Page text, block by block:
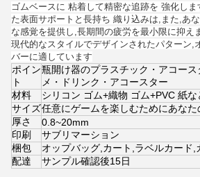
ゴムベースに 粘着して精密な追跡を 強化し
た表面サポートと長持ち 織り込みは,また,あ
な感覚を提供し,長期間の疲労を最小限に抑え
現代的なスタイルでデザインされたパターン,
バーに適しています
ポイン
ト
瓶開け器のプラスチック・アコー
メ・ドリンク・アコースター
材料
シリコン ゴム+織物 ゴム+PVC 紙
サイズ任意にゲームを楽しむためにあな
厚さ
0.8~20mm
印刷
サブリマーション
梱包
オップバッグ,カート,ラベルカード,
配達
サンプル確認後15日